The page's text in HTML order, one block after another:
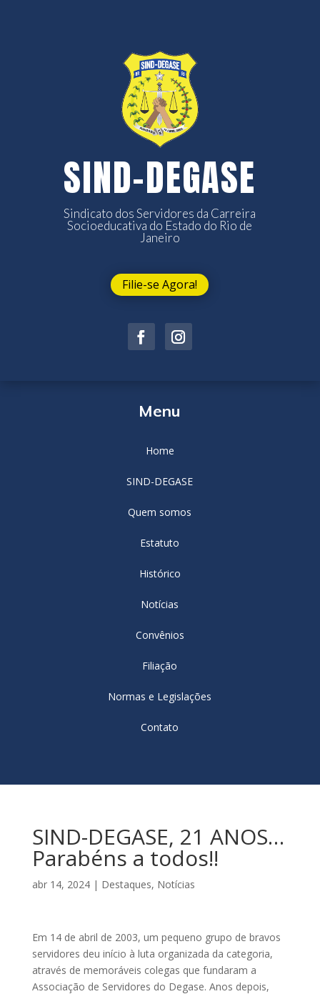
SIND-DEGASE
Sindicato dos Servidores da Carreira
Socioeducativa do Estado do Rio de
Janeiro
Filie-se Agora!
Menu
Home
SIND-DEGASE
Quem somos
Estatuto
Histórico
Notícias
Convênios
Filiação
Normas e Legislações
Contato
SIND-DEGASE, 21 ANOS…
Parabéns a todos!!
abr 14, 2024| Destaques, Notícias
Em 14 de abril de 2003, um pequeno grupo de bravos
servidores deu início à luta organizada da categoria,
através de memoráveis colegas que fundaram a
Associação de Servidores do Degase. Anos depois,